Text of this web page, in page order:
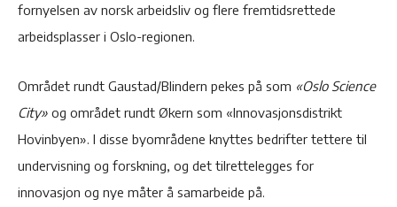
fornyelsen av norsk arbeidsliv og flere fremtidsrettede
arbeidsplasser i Oslo-regionen.
Området rundt Gaustad/Blindern pekes på som «Oslo Science
City» og området rundt Økern som «Innovasjonsdistrikt
Hovinbyen». I disse byområdene knyttes bedrifter tettere til
undervisning og forskning, og det tilrettelegges for
innovasjon og nye måter å samarbeide på.